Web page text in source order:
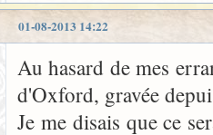
01-08-2013 14:22
Au hasard de mes
d'Oxford, gravée
Je me disais que ce